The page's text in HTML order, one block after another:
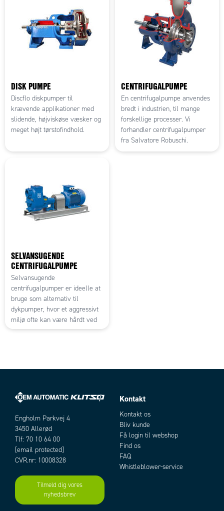
for væsketransport.
i enten industri eller
fødevaregodkendt udgave, vil
typiske anvendelsesområder
inkludere alt fra vand, afløb,
kemi- og procesindustri til
fødevareproduktion.
DISK PUMPE
Discflo diskpumper til
krævende applikationer med
slidende, højviskøse væsker og
meget højt tørstofindhold.
CENTRIFUGALPUMPE
En centrifugalpumpe anvendes
bredt i industrien, til mange
forskellige processer. Vi
forhandler centrifugalpumper
fra Salvatore Robuschi.
SELVANSUGENDE
CENTRIFUGALPUMPE
Selvansugende
centrifugalpumper er ideelle at
bruge som alternativ til
dykpumper, hvor et aggressivt
miljø ofte kan være hårdt ved
pumpen.
Engholm Parkvej 4
3450 Allerød
Tlf: 70 10 64 00
[email protected]
CVR.nr: 10008328
Tilmeld dig vores
nyhedsbrev
Kontakt
Kontakt os
Bliv kunde
Få login til webshop
Find os
FAQ
Whistleblower-service